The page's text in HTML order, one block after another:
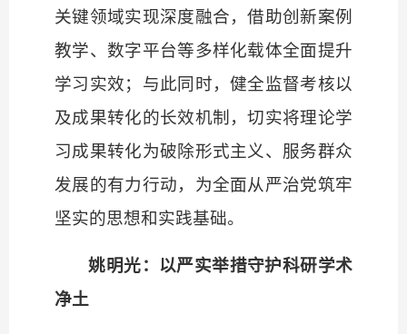
关键领域实现深度融合，借助创新案例
教学、数字平台等多样化载体全面提升
学习实效；与此同时，健全监督考核以
及成果转化的长效机制，切实将理论学
习成果转化为破除形式主义、服务群众
发展的有力行动，为全面从严治党筑牢
坚实的思想和实践基础。
姚明光：以严实举措守护科研学术
净土